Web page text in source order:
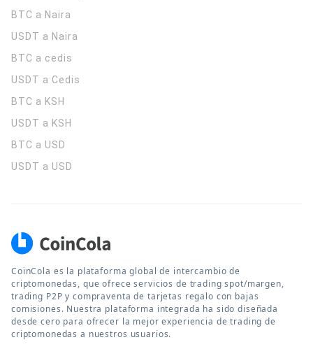
BTC a Naira
USDT a Naira
BTC a cedis
USDT a Cedis
BTC a KSH
USDT a KSH
BTC a USD
USDT a USD
CoinCola es la plataforma global de intercambio de
criptomonedas, que ofrece servicios de trading spot/margen,
trading P2P y compraventa de tarjetas regalo con bajas
comisiones. Nuestra plataforma integrada ha sido diseñada
desde cero para ofrecer la mejor experiencia de trading de
criptomonedas a nuestros usuarios.